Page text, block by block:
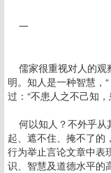
一
儒家很重视对人的观
明。知人是一种智慧，
过：“不患人之不己知，
何以知人？不外乎从
起、遮不住、掩不了的
行为举止言论文章中表
识、智慧及道德水平的